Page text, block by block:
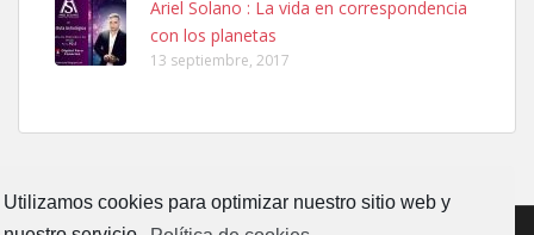
Utilizamos cookies para optimizar nuestro sitio web y
Ninfa perdida
El día 5 se los perdió una ninfa papillera, asustada tiene miedo a la
Ariel Solano : La vida en correspondencia
con los planetas
13 septiembre, 2017